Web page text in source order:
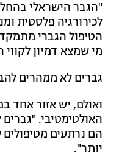
"הגבר הישראלי
לכירורגיה פלסטית
הטיפול הגברי
מי שמצא דמיון
גברים לא ממהרים
ואולם, יש אזור אחד
האולטימטיבי.
הם נרתעים
יותר".